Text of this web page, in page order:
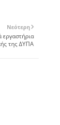
Νεότερη
εργαστήρια
της ΔΥΠΑ